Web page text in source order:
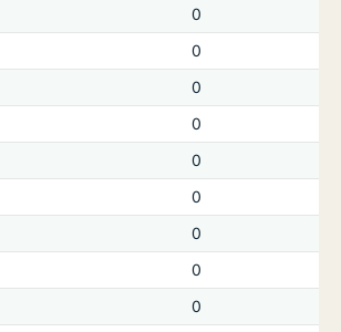
0
0
0
0
0
0
0
0
0